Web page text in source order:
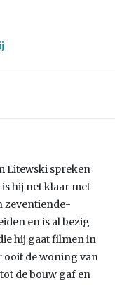
Litewski spreken
hij net klaar met
zeventiende-
en is al bezig
hij gaat filmen in
ooit de woning van
de bouw gaf en